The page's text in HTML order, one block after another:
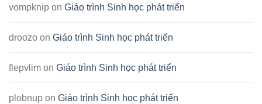
vompknip on Giáo trình Sinh học phát triển
droozo on Giáo trình Sinh học phát triển
flepvlim on Giáo trình Sinh học phát triển
plobnup on Giáo trình Sinh học phát triển